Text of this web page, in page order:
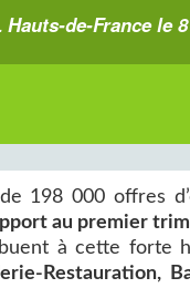
de-France le
198 000 offres
au premier
à cette forte
Restauration,